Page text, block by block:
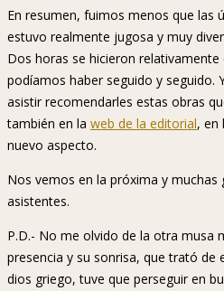
En resumen, fuimos menos que las
estuvo realmente jugosa y muy
Dos horas se hicieron
podíamos haber seguido y seguido.
asistir recomendarles estas obras
también en la web de la editorial, en
nuevo aspecto.
Nos vemos en la próxima y muchas
asistentes.
P.D.- No me olvido de la otra musa
presencia y su sonrisa, que trató de
dios griego, tuve que perseguir en